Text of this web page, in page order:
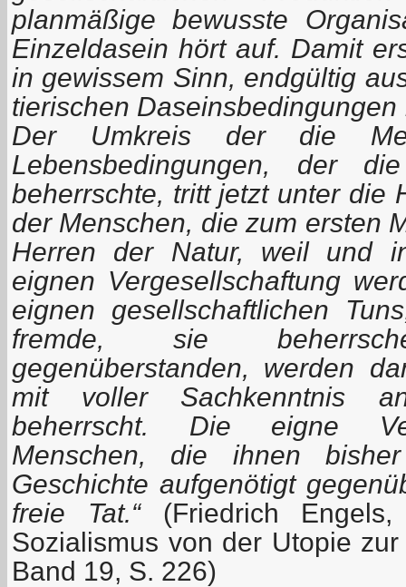
planmäßige bewusste
Einzeldasein hört auf. Damit
in gewissem Sinn, endgültig
tierischen
Der Umkreis der die
Lebensbedingungen, der
beherrschte, tritt jetzt unter die
der Menschen, die zum ersten
Herren der Natur, weil und
eignen Vergesellschaftung
eignen gesellschaftlichen
fremde, sie
gegenüberstanden, werden
mit voller Sachkenntnis
beherrscht. Die eigne
Menschen, die ihnen
Geschichte aufgenötigt
freie Tat.“ (Friedrich
Sozialismus von der Utopie
Band 19, S. 226)